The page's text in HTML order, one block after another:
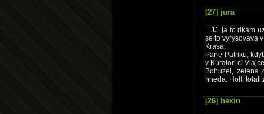
[27] jura
JJ, ja to rikam
se to vyrysovava
Krasa.
Pane Patriku,
v Kuratori ci
Bohuzel, zelena
hneda. Holt,
[26] hexin